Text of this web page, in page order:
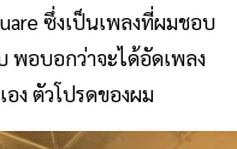
ซึ่งเป็นเพลงที่ผมชอบ
พอบอกว่าจะได้อัดเพลง
ง ตัวโปรดของผม